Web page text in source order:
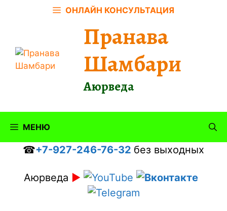
ОНЛАЙН КОНСУЛЬТАЦИЯ
Пранава
Шамбари
Аюрведа
МЕНЮ
☎+7-927-246-76-32 без выходных
Аюрведа ►